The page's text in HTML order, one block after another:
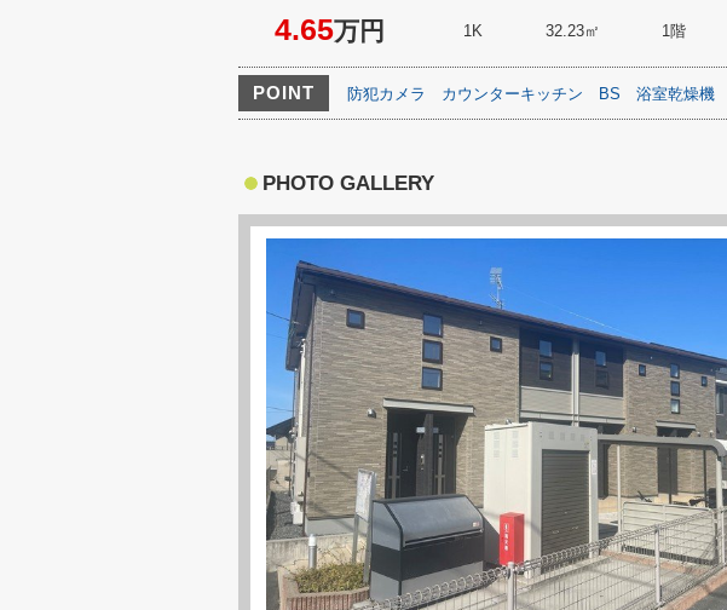
4.65万円 1K 32.23㎡ 1階
POINT 防犯カメラ カウンターキッチン BS 浴室乾燥機
PHOTO GALLERY